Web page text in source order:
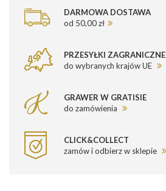
DARMOWA DOSTAWA
od 50,00 zł
PRZESYŁKI ZAGRANICZNE
do wybranych krajów UE
GRAWER W GRATISIE
do zamówienia
CLICK&COLLECT
zamów i odbierz w sklepie